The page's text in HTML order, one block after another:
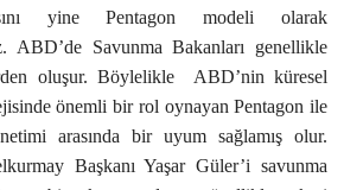
yine Pentagon modeli olarak
ABD’de Savunma Bakanları genellikle
oluşur. Böylelikle ABD’nin küresel
önemli bir rol oynayan Pentagon ile
arasında bir uyum sağlamış olur.
Başkanı Yaşar Güler’i savunma